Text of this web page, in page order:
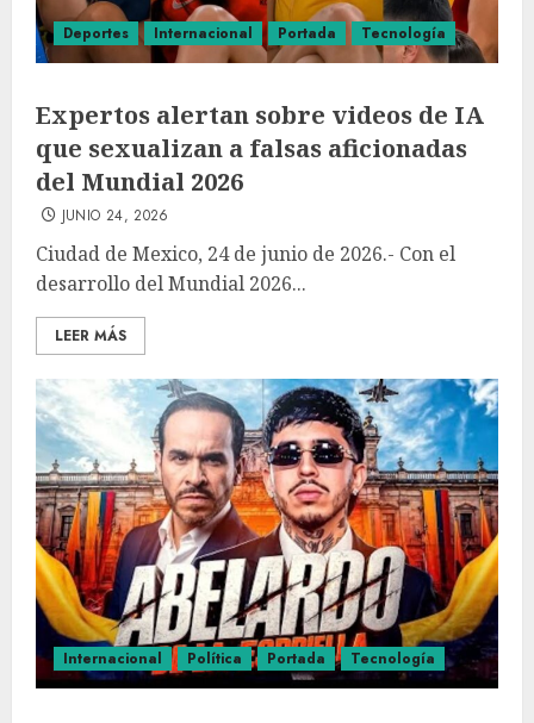
Deportes Internacional Portada Tecnología
Expertos alertan sobre videos de IA
que sexualizan a falsas aficionadas
del Mundial 2026
JUNIO 24, 2026
Ciudad de Mexico, 24 de junio de 2026.- Con el
desarrollo del Mundial 2026...
LEER MÁS
Internacional Política Portada Tecnología